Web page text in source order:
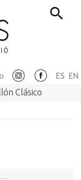
ES EN
Clásico